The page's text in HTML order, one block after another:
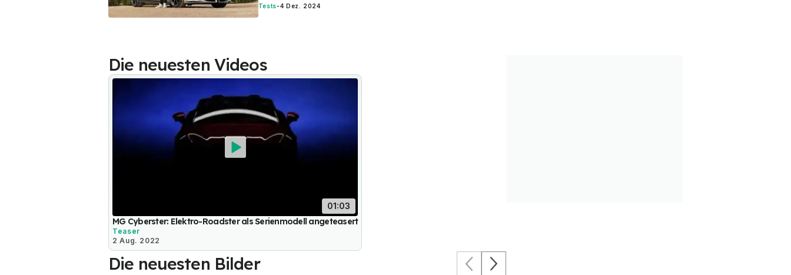
Tests-4 Dez. 2024
Die neuesten Videos
01:03
MG Cyberster: Elektro-Roadster als Serienmodell angeteasert
Teaser
2 Aug. 2022
Die neuesten Bilder